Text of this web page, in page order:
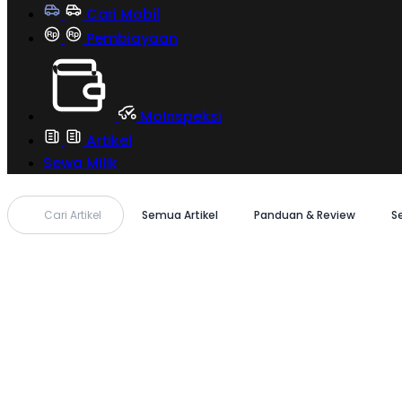
Cari Mobil
Pembiayaan
MoInspeksi
Artikel
Sewa Milik
Cari Artikel Semua Artikel Panduan & Review